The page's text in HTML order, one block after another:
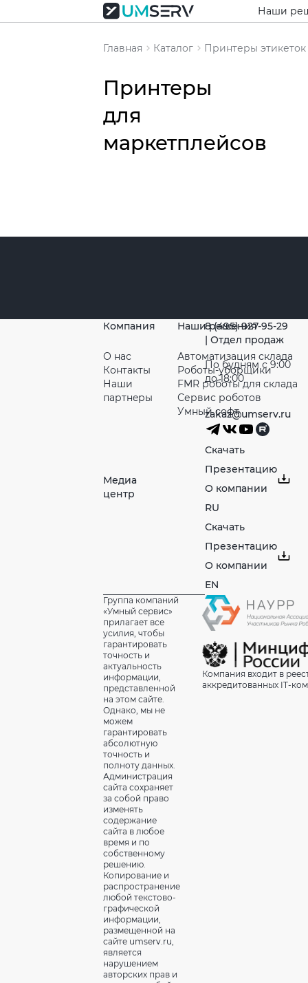
Наши
Главная Каталог Принтеры этикеток
Принтеры
для
маркетплейсов
Компания
О нас
Контакты
Наши
партнeры
Медиа
центр
Наши решения
Автоматизация склада
Роботы-уборщики
FMR роботы для склада
Сервис роботов
Умный софт
8 (495) 927-95-29
| Отдел продаж
По будням с 9:00
до 18:00
zakaz@umserv.ru
Скачать
Презентацию
О компании
RU
Скачать
Презентацию
О компании
EN
Группа компаний
«Умный сервис»
прилагает все
усилия, чтобы
гарантировать
точность и
актуальность
информации,
представленной
на этом сайте.
Однако, мы не
можем
гарантировать
абсолютную
точность и
полноту данных.
Администрация
сайта сохраняет
за собой право
изменять
содержание
сайта в любое
время и по
собственному
решению.
Копирование и
распространение
любой текстово-
графической
информации,
размещенной на
сайте umserv.ru,
является
нарушением
авторских прав и
Компания входит в
аккредитованных IT-